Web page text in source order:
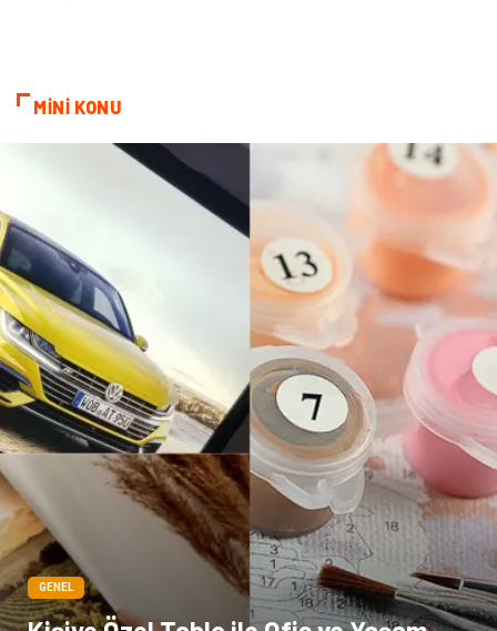
Bebek Giyim Dernekler ve Birlikler
çiçek İnternet
Tarım & Hayvancılık Endüstriyel Ürünler
MİNİ KONU
GENEL